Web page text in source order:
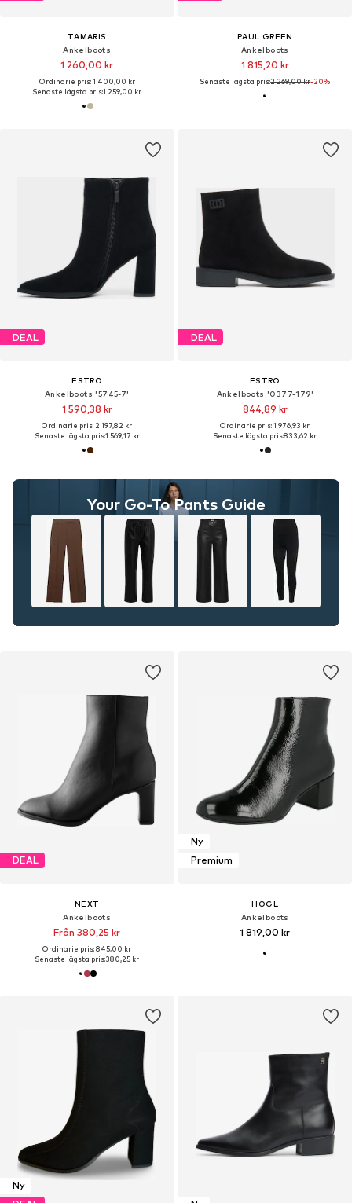
TAMARIS
Ankelboots
1 260,00 kr
Ordinarie pris: 1 400,00 kr
Senaste lägsta pris:1 259,00 kr
PAUL GREEN
Ankelboots
1 815,20 kr
Senaste lägsta pris:2 269,00 kr-20%
DEAL
ESTRO
Ankelboots '5745-7'
1 590,38 kr
Ordinarie pris: 2 197,82 kr
Senaste lägsta pris:1 569,17 kr
Your Go-To Pants Guide
DEAL
ESTRO
Ankelboots '0377-179'
844,89 kr
Ordinarie pris: 1 976,93 kr
Senaste lägsta pris:833,62 kr
DEAL
NEXT
Ankelboots
Från 380,25 kr
Ordinarie pris: 845,00 kr
Senaste lägsta pris:380,25 kr
Ny
Premium
HÖGL
Ankelboots
1 819,00 kr
Ny